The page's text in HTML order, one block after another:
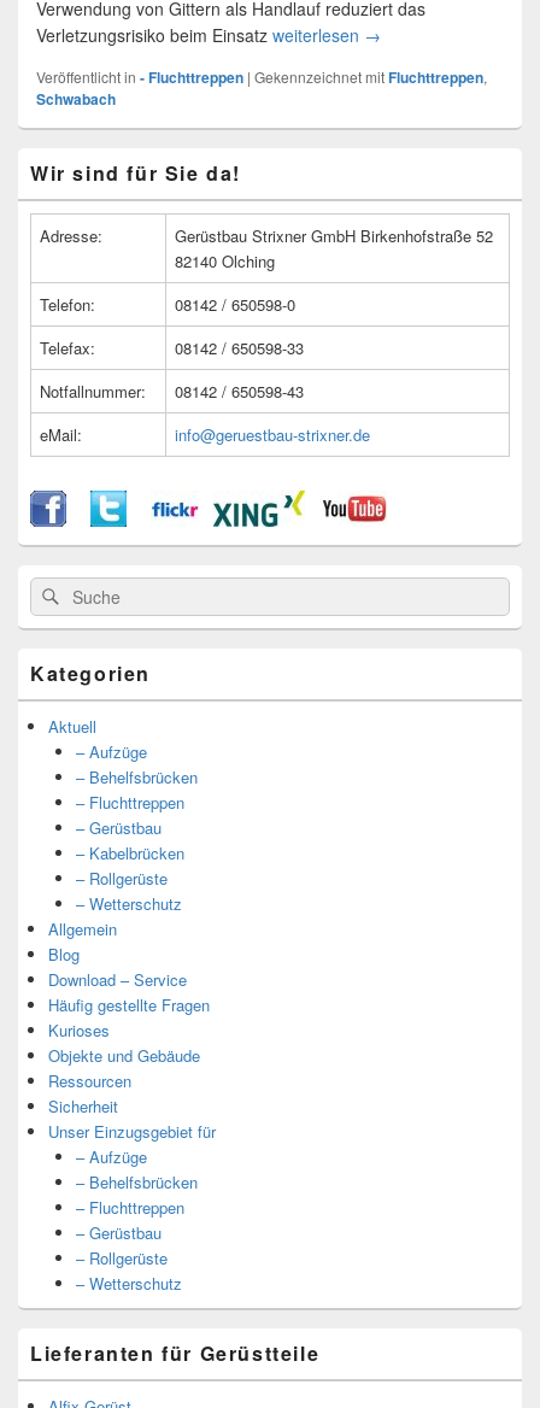
Verwendung von Gittern als Handlauf reduziert das
Verletzungsrisiko beim Einsatz weiterlesen Fluchttreppen für
→
Veröffentlicht in - Fluchttreppen | Gekennzeichnet mitFluchttreppen,
Schwabach
Seitenleisten
Widget-
Wir sind für Sie da!
Adresse:
Gerüstbau Strixner GmbH Birkenhofstraße 52
82140 Olching
Telefon:
08142 / 650598-0
Telefax:
08142 / 650598-33
Notfallnummer:
08142 / 650598-43
eMail:
info@geruestbau-strixner.de
Suche
nach:
Suche
Kategorien
Aktuell
– Aufzüge
– Behelfsbrücken
– Fluchttreppen
– Gerüstbau
– Kabelbrücken
– Rollgerüste
– Wetterschutz
Allgemein
Blog
Download – Service
Häufig gestellte Fragen
Kurioses
Objekte und Gebäude
Ressourcen
Sicherheit
Unser Einzugsgebiet für
– Aufzüge
– Behelfsbrücken
– Fluchttreppen
– Gerüstbau
– Rollgerüste
– Wetterschutz
Lieferanten für Gerüstteile